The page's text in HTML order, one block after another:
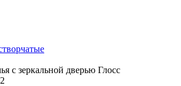
с зеркальной дверью Глосс